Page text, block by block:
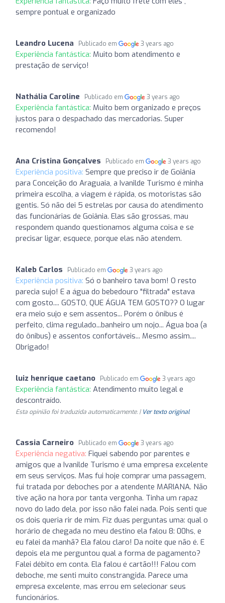
sempre pontual e organizado
Leandro Lucena Publicado em 3 years ago
Experiência fantástica: Muito bom atendimento e
prestação de serviço!
Nathália Caroline Publicado em 3 years ago
Experiência fantástica: Muito bem organizado e preços
justos para o despachado das mercadorias. Super
recomendo!
Ana Cristina Gonçalves Publicado em 3 years ago
Experiência positiva: Sempre que preciso ir de Goiânia
para Conceição do Araguaia, a Ivanilde Turismo é minha
primeira escolha, a viagem é rápida, os motoristas são
gentis. Só não dei 5 estrelas por causa do atendimento
das funcionárias de Goiânia. Elas são grossas, mau
respondem quando questionamos alguma coisa e se
precisar ligar, esquece, porque elas não atendem.
Kaleb Carlos Publicado em 3 years ago
Experiência positiva: Só o banheiro tava bom! O resto
parecia sujo! E a água do bebedouro "filtrada" estava
com gosto.... GOSTO, QUE ÁGUA TEM GOSTO?? O lugar
era meio sujo e sem assentos... Porém o ônibus é
perfeito, clima regulado...banheiro um nojo... Água boa (a
do ônibus) e assentos confortáveis... Mesmo assim....
Obrigado!
luiz henrique caetano Publicado em 3 years ago
Experiência fantástica: Atendimento muito legal e
descontraído.
Esta opinião foi traduzida automaticamente. | Ver texto original
Cassia Carneiro Publicado em 3 years ago
Experiência negativa: Fiquei sabendo por parentes e
amigos que a Ivanilde Turismo é uma empresa excelente
em seus serviços. Mas fui hoje comprar uma passagem,
fui tratada por deboches por a atendente MARIANA. Não
tive ação na hora por tanta vergonha. Tinha um rapaz
novo do lado dela, por isso não falei nada. Pois senti que
os dois queria rir de mim. Fiz duas perguntas uma: qual o
horário de chegada no meu destino ela falou 8: 00hs, e
eu falei da manhã? Ela falou claro! Da noite que não é. E
depois ela me perguntou qual a forma de pagamento?
Falei débito em conta. Ela falou é cartão!!! Falou com
deboche, me senti muito constrangida. Parece uma
empresa excelente, mas errou em selecionar seus
funcionários.